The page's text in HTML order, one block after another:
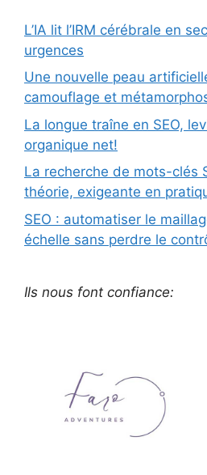
L’IA lit l’IRM cérébrale en
urgences
Une nouvelle peau
camouflage et
La longue traîne en SEO,
organique net!
La recherche de mots-clés
théorie, exigeante en
SEO : automatiser le
échelle sans perdre le
Ils nous font confiance: